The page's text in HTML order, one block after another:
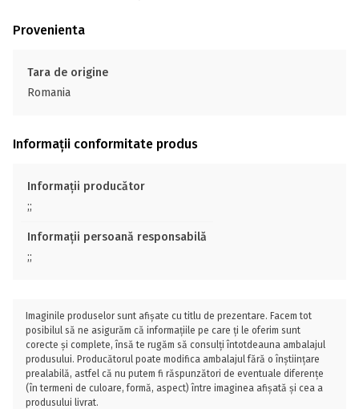
Provenienta
Tara de origine
Romania
Informații conformitate produs
Informații producător
;;
Informații persoană responsabilă
;;
Imaginile produselor sunt afișate cu titlu de prezentare. Facem tot
posibilul să ne asigurăm că informațiile pe care ți le oferim sunt
corecte și complete, însă te rugăm să consulți întotdeauna ambalajul
produsului. Producătorul poate modifica ambalajul fără o înștiințare
prealabilă, astfel că nu putem fi răspunzători de eventuale diferențe
(în termeni de culoare, formă, aspect) între imaginea afișată și cea a
produsului livrat.